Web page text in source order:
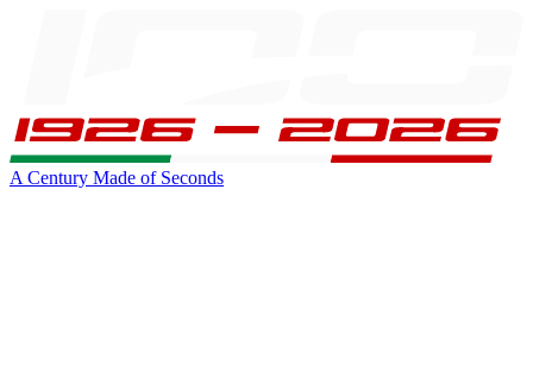
A Century Made of Seconds